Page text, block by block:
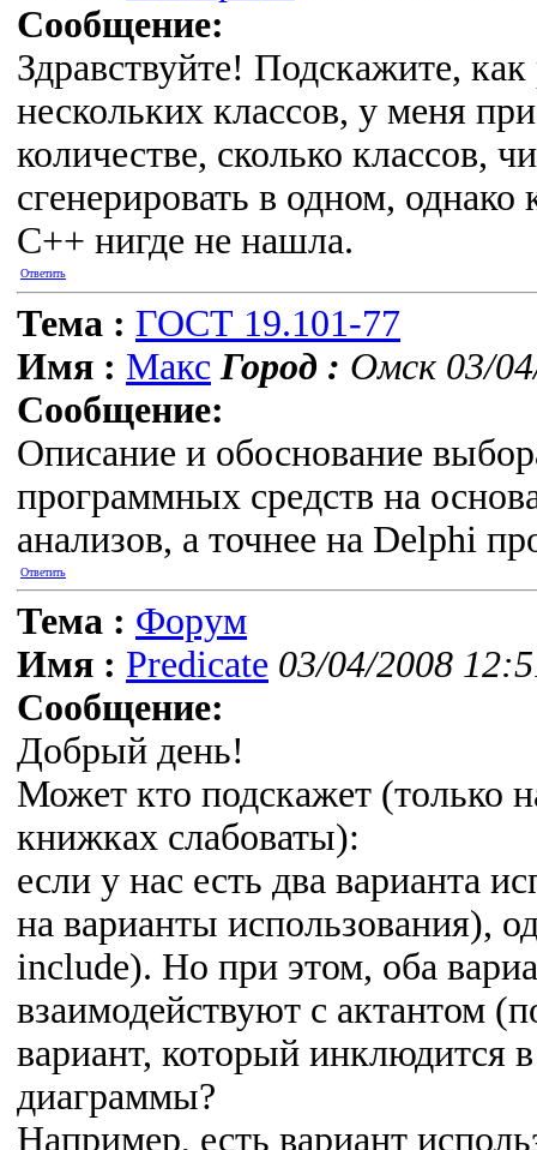
Сообщение:
Здравствуйте! Подскажите,
нескольких классов, у меня
количестве, сколько классов,
сгенерировать в одном,
C++ нигде не нашла.
Ответить
Тема : ГОСТ 19.101-77
Имя : Макс Город : Омск 03/
Сообщение:
Описание и обоснование
программных средств на
анализов, а точнее на Delphi
Ответить
Тема : Форум
Имя : Predicate 03/04/2008
Сообщение:
Добрый день!
Может кто подскажет (только
книжках слабоваты):
если у нас есть два варианта
на варианты использования),
include). Но при этом, оба
взаимодействуют с актантом
вариант, который инклюдится
диаграммы?
Например, есть вариант